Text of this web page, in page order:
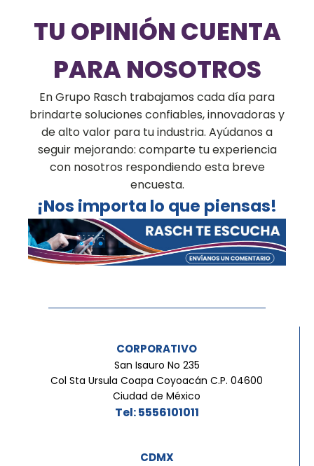
TU OPINIÓN CUENTA
PARA NOSOTROS
En Grupo Rasch trabajamos cada día para
brindarte soluciones confiables, innovadoras y
de alto valor para tu industria. Ayúdanos a
seguir mejorando: comparte tu experiencia
con nosotros respondiendo esta breve
encuesta.
¡Nos importa lo que piensas!
CORPORATIVO
San Isauro No 235
Col Sta Ursula Coapa Coyoacán C.P. 04600
Ciudad de México
Tel: 5556101011
CDMX